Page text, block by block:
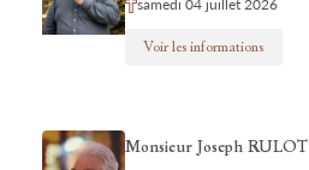
samedi 04 juillet 2026
Voir les informations
Monsieur Joseph RULOT